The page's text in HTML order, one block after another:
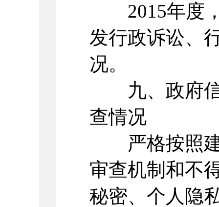
2015年度，
发行政诉讼、
况。
九、政府信
查情况
严格按照建
审查机制和不
秘密、个人隐